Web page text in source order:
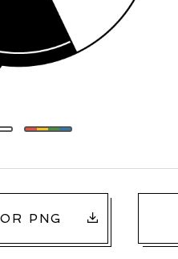
PNG